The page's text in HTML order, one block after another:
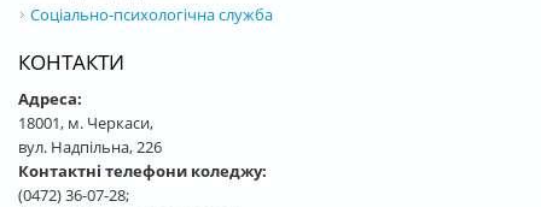
Соціально-психологічна служба
КОНТАКТИ
Адреса:
18001, м. Черкаси,
вул. Надпільна, 226
Контактні телефони коледжу:
(0472) 36-07-28;